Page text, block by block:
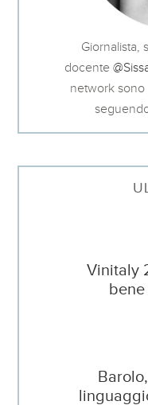
Giornalista,
docente
network sono
Vinitaly